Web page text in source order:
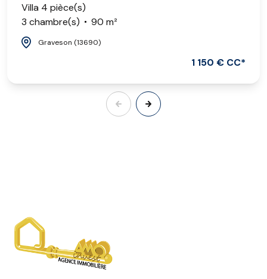
Villa 4 pièce(s)
3 chambre(s)
90 m²
Graveson (13690)
1 150 € CC*